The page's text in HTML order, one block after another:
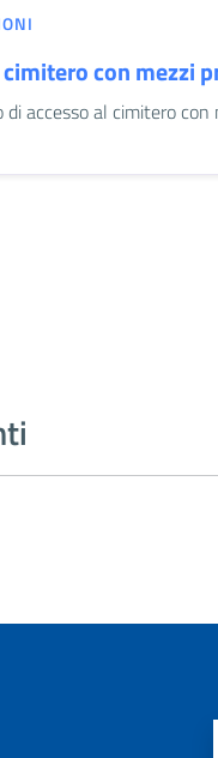
cimitero con mezzi
di accesso al cimitero con